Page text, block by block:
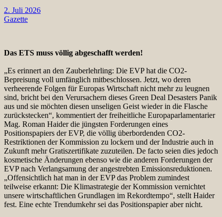
2. Juli 2026
Gazette
Das ETS muss völlig abgeschafft werden!
„Es erinnert an den Zauberlehrling: Die EVP hat die CO2-
Bepreisung voll umfänglich mitbeschlossen. Jetzt, wo deren
verheerende Folgen für Europas Wirtschaft nicht mehr zu leugnen
sind, bricht bei den Verursachern dieses Green Deal Desasters Panik
aus und sie möchten diesen unseligen Geist wieder in die Flasche
zurückstecken“, kommentiert der freiheitliche Europaparlamentarier
Mag. Roman Haider die jüngsten Forderungen eines
Positionspapiers der EVP, die völlig überbordenden CO2-
Restriktionen der Kommission zu lockern und der Industrie auch in
Zukunft mehr Gratiszertifikate zuzuteilen. De facto seien dies jedoch
kosmetische Änderungen ebenso wie die anderen Forderungen der
EVP nach Verlangsamung der angestrebten Emissionsreduktionen.
„Offensichtlich hat man in der EVP das Problem zumindest
teilweise erkannt: Die Klimastrategie der Kommission vernichtet
unsere wirtschaftlichen Grundlagen im Rekordtempo“, stellt Haider
fest. Eine echte Trendumkehr sei das Positionspapier aber nicht.